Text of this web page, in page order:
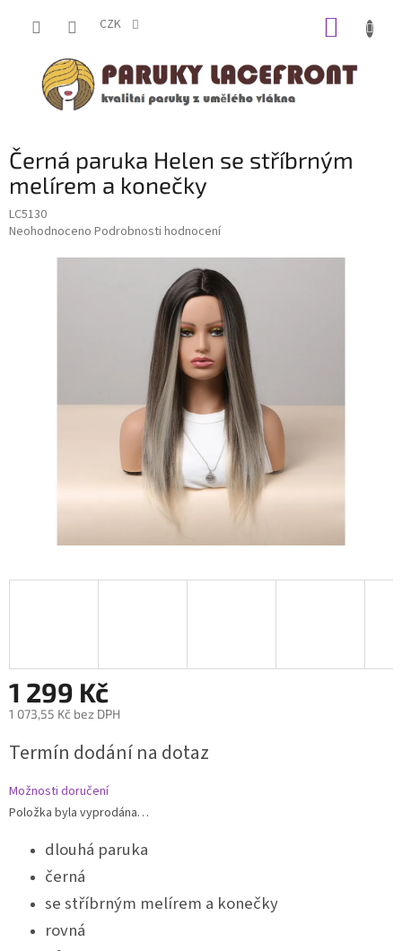
CZK
Černá paruka Helen se stříbrným
melírem a konečky
LC5130
Průměrné
Neohodnoceno Podrobnosti hodnocení
1 299 Kč
1 073,55 Kč bez DPH
cena:
Termín dodání na dotaz
Možnosti doručení
Položka byla vyprodána…
dlouhá paruka
černá
se stříbrným melírem a konečky
rovná